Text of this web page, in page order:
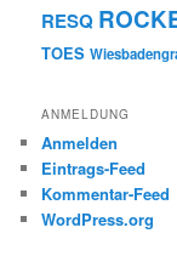
RESQ
TOES
ANMELDUNG
Anmelden
Eintrags-Feed
Kommentar-Feed
WordPress.org